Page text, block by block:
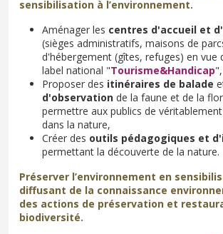
sensibilisation à l’environnement.
Aménager les centres d'accueil et
(sièges administratifs, maisons de
d'hébergement (gîtes, refuges) en vue
label national "Tourisme&Handicap",
Proposer des itinéraires de balade
d'observation de la faune et de la
permettre aux publics de
dans la nature,
Créer des outils pédagogiques et
permettant la découverte de la nature.
Préserver l’environnement en
diffusant de la connaissance
des actions de préservation et
biodiversité.